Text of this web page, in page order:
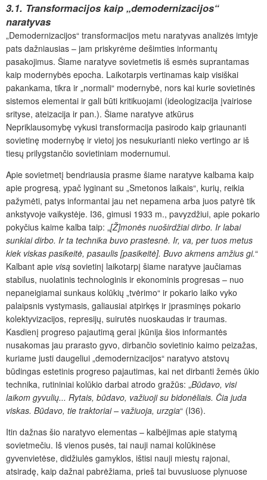
3.1. Transformacijos kaip „demodernizacijos“
naratyvas
„Demodernizacijos“ transformacijos metu naratyvas analizės imtyje
pats dažniausias – jam priskyrėme dešimties informantų
pasakojimus. Šiame naratyve sovietmetis iš esmės suprantamas
kaip modernybės epocha. Laikotarpis vertinamas kaip visiškai
pakankama, tikra ir „normali“ modernybė, nors kai kurie sovietinės
sistemos elementai ir gali būti kritikuojami (ideologizacija įvairiose
srityse, ateizacija ir pan.). Šiame naratyve atkūrus
Nepriklausomybę vykusi transformacija pasirodo kaip griaunanti
sovietinę modernybę ir vietoj jos nesukurianti nieko vertingo ar iš
tiesų prilygstančio sovietiniam modernumui.
Apie sovietmetį bendriausia prasme šiame naratyve kalbama kaip
apie progresą, ypač lyginant su „Smetonos laikais“, kurių, reikia
pažymėti, patys informantai jau net nepamena arba juos patyrė tik
ankstyvoje vaikystėje. I36, gimusi 1933 m., pavyzdžiui, apie pokario
pokyčius kaime kalba taip: „[Ž]monės nuoširdžiai dirbo. Ir labai
sunkiai dirbo. Ir ta technika buvo prastesnė. Ir, va, per tuos metus
kiek viskas pasikeitė, pasaulis [pasikeitė]. Buvo akmens amžius gi.“
Kalbant apie visą sovietinį laikotarpį šiame naratyve jaučiamas
stabilus, nuolatinis technologinis ir ekonominis progresas – nuo
nepaneigiamai sunkaus kolūkių „tvėrimo“ ir pokario laiko vyko
palaipsnis vystymasis, galiausiai atpirkęs ir įprasminęs pokario
kolektyvizacijos, represijų, suirutės nuoskaudas ir traumas.
Kasdienį progreso pajautimą gerai įkūnija šios informantės
nusakomas jau prarasto gyvo, dirbančio sovietinio kaimo peizažas,
kuriame justi daugeliui „demodernizacijos“ naratyvo atstovų
būdingas estetinis progreso pajautimas, kai net dirbanti žemės ūkio
technika, rutininiai kolūkio darbai atrodo gražūs: „Būdavo, visi
laikom gyvulių... Rytais, būdavo, važiuoji su bidonėliais. Čia juda
viskas. Būdavo, tie traktoriai – važiuoja, urzgia“ (I36).
Itin dažnas šio naratyvo elementas – kalbėjimas apie statymą
sovietmečiu. Iš vienos pusės, tai nauji namai kolūkinėse
gyvenvietėse, didžiulės gamyklos, ištisi nauji miestų rajonai,
atsiradę, kaip dažnai pabrėžiama, prieš tai buvusiuose plynuose